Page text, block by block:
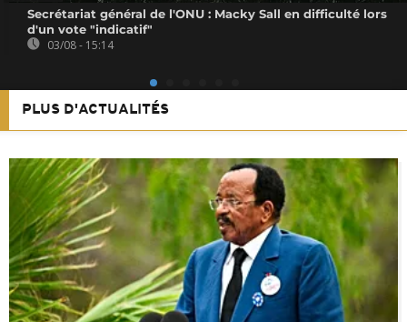
Secrétariat général de l'ONU : Macky Sall en difficulté lors
d'un vote "indicatif"
03/08 - 15:14
PLUS D'ACTUALITÉS